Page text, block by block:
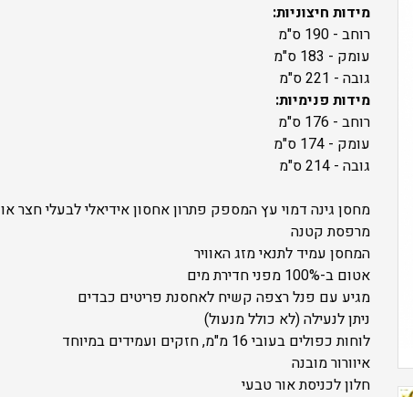
מידות חיצוניות:
רוחב - 190 ס"מ
עומק - 183 ס"מ
גובה - 221 ס"מ
מידות פנימיות:
רוחב - 176 ס"מ
עומק - 174 ס"מ
גובה - 214 ס"מ
מחסן גינה דמוי עץ המספק פתרון אחסון אידיאלי לבעלי חצר או
מרפסת קטנה
המחסן עמיד לתנאי מזג האוויר
אטום ב-100% מפני חדירת מים
מגיע עם פנל רצפה קשיח לאחסנת פריטים כבדים
ניתן לנעילה (לא כולל מנעול)
לוחות כפולים בעובי 16 מ"מ, חזקים ועמידים במיוחד
איוורור מובנה
חלון לכניסת אור טבעי